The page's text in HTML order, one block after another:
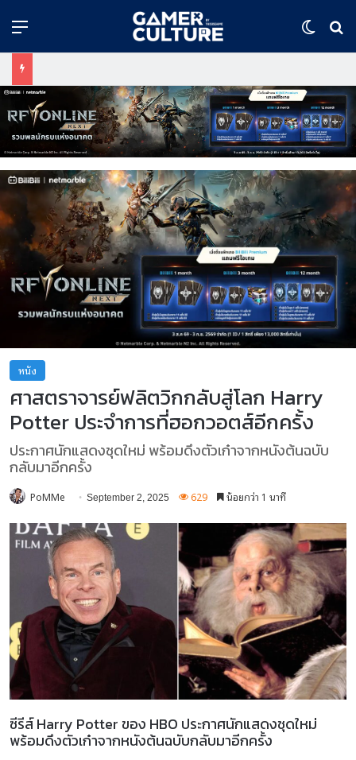
Menu
หนัง
ศาสตราจารย์ฟลิตวิกกลับสู่โลก Harry
Potter ประจำการที่ฮอกวอตส์อีกครั้ง
ประกาศนักแสดงชุดใหม่ พร้อมดึงตัวเก๋าจากหนังต้นฉบับ
กลับมาอีกครั้ง
PoMMe September 2, 2025 629 น้อยกว่า 1 นาที
ซีรีส์ Harry Potter ของ HBO ประกาศนักแสดงชุดใหม่
พร้อมดึงตัวเก๋าจากหนังต้นฉบับกลับมาอีกครั้ง